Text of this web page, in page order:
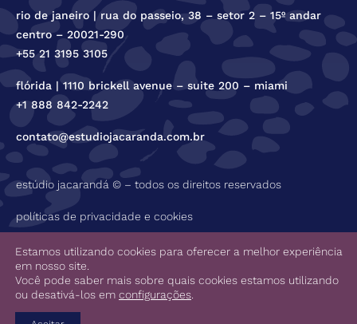
rio de janeiro | rua do passeio, 38 – setor 2 – 15º andar
centro – 20021-290
+55 21 3195 3105
flórida | 1110 brickell avenue – suite 200 – miami
+1 888 842-2242
contato@estudiojacaranda.com.br
estúdio jacarandá © – todos os direitos reservados
políticas de privacidade e cookies
código de ética
Estamos utilizando cookies para oferecer a melhor experiência
em nosso site.
Você pode saber mais sobre quais cookies estamos utilizando
ou desativá-los em configurações